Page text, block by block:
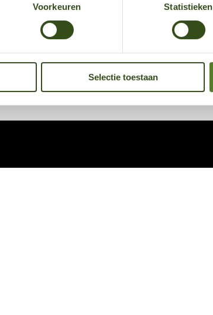
Voorkeuren Statistieken
Selectie toestaan